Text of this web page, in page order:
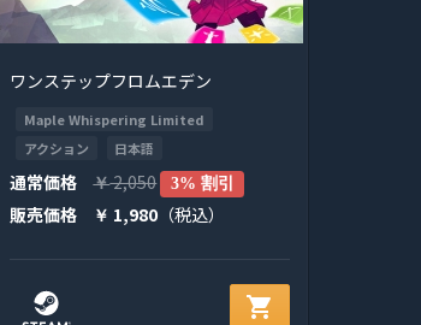
ワンステップフロムエデン
Maple Whispering Limited
アクション
日本語
通常価格 ￥2,050 3% 割引
販売価格 ￥ 1,980 （税込）
shopping_cart